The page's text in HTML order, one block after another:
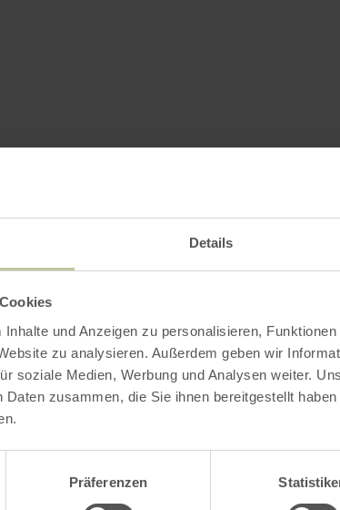
Details
und Anzeigen zu personalisieren,
zu analysieren. Außerdem geben wir
soziale Medien, Werbung und Analysen weiter.
Daten zusammen, die Sie ihnen bereitgestellt
Präferenzen